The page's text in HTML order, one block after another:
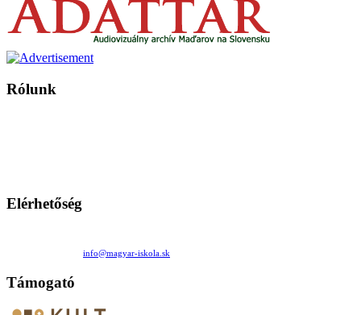
Rólunk
Elérhetőség
info@magyar-iskola.sk
Támogató